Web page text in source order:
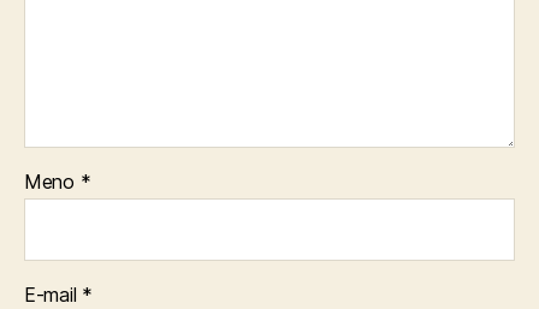
Meno *
E-mail *